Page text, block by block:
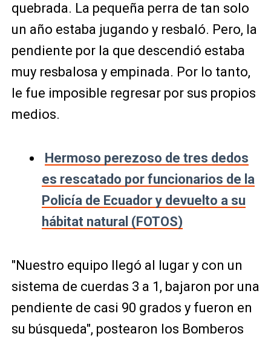
quebrada. La pequeña perra de tan solo
un año estaba jugando y resbaló. Pero, la
pendiente por la que descendió estaba
muy resbalosa y empinada. Por lo tanto,
le fue imposible regresar por sus propios
medios.
Hermoso perezoso de tres dedos
es rescatado por funcionarios de la
Policía de Ecuador y devuelto a su
hábitat natural (FOTOS)
"Nuestro equipo llegó al lugar y con un
sistema de cuerdas 3 a 1, bajaron por una
pendiente de casi 90 grados y fueron en
su búsqueda", postearon los Bomberos